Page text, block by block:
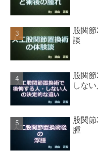
股関
談
股関
しな
股関
腫